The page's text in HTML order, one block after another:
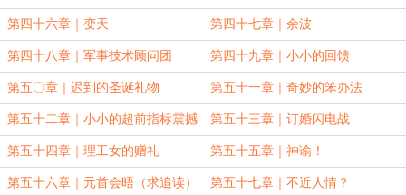
第四十六章｜变天 第四十七章｜余波
第四十八章｜军事技术顾问团 第四十九章｜小小的回馈
第五〇章｜迟到的圣诞礼物 第五十一章｜奇妙的笨办法
第五十二章｜小小的超前指标震撼 第五十三章｜订婚闪电战
第五十四章｜理工女的赠礼 第五十五章｜神谕！
第五十六章｜元首会晤（求追读） 第五十七章｜不近人情？